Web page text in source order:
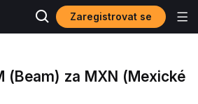
Zaregistrovat se
(Beam) za MXN (Mexické